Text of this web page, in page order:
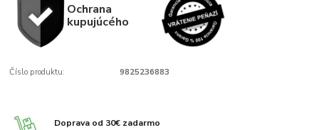
Ochrana
kupujúcého
Číslo produktu: 9825236883
Doprava od 30€ zadarmo